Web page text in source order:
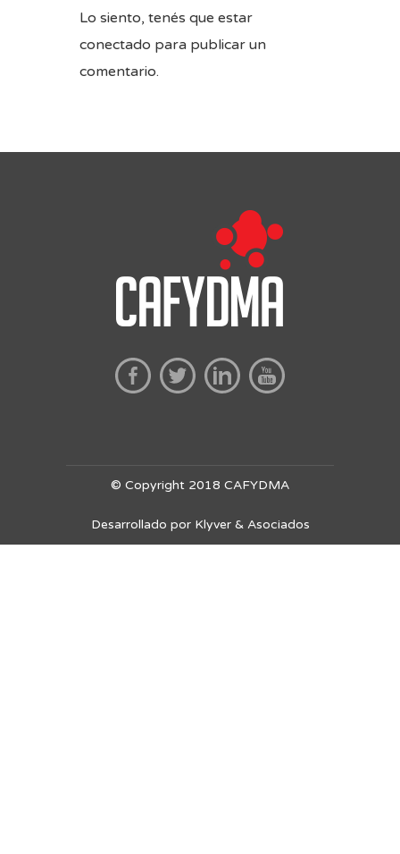
Lo siento, tenés que estar
conectado para publicar un
comentario.
© Copyright 2018 CAFYDMA
Desarrollado por Klyver & Asociados